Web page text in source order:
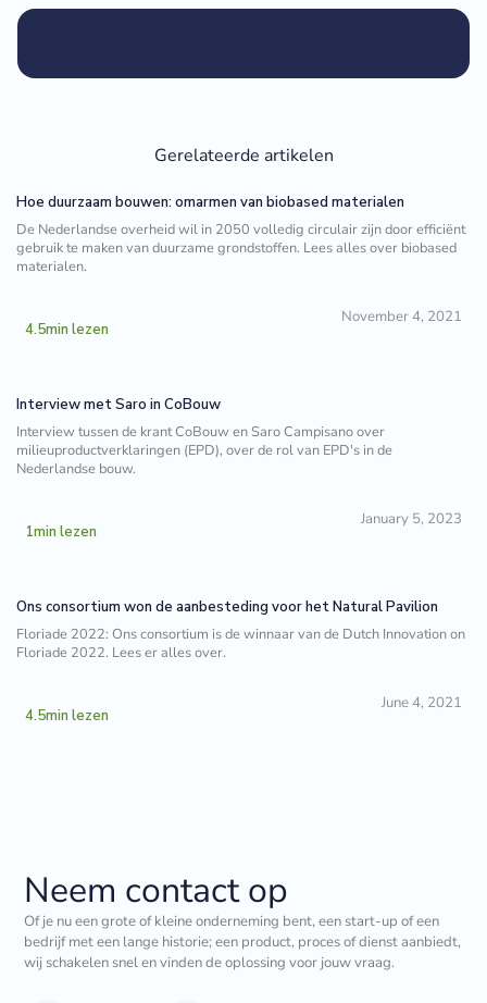
Gerelateerde artikelen
Hoe duurzaam bouwen: omarmen van biobased materialen
De Nederlandse overheid wil in 2050 volledig circulair zijn door efficiënt
gebruik te maken van duurzame grondstoffen. Lees alles over biobased
materialen.
4.5min lezen
November 4, 2021
Interview met Saro in CoBouw
Interview tussen de krant CoBouw en Saro Campisano over
milieuproductverklaringen (EPD), over de rol van EPD's in de
Nederlandse bouw.
1min lezen
January 5, 2023
Ons consortium won de aanbesteding voor het Natural Pavilion
Floriade 2022: Ons consortium is de winnaar van de Dutch Innovation on
Floriade 2022. Lees er alles over.
4.5min lezen
June 4, 2021
Neem contact op
Of je nu een grote of kleine onderneming bent, een start-up of een
bedrijf met een lange historie; een product, proces of dienst aanbiedt,
wij schakelen snel en vinden de oplossing voor jouw vraag.